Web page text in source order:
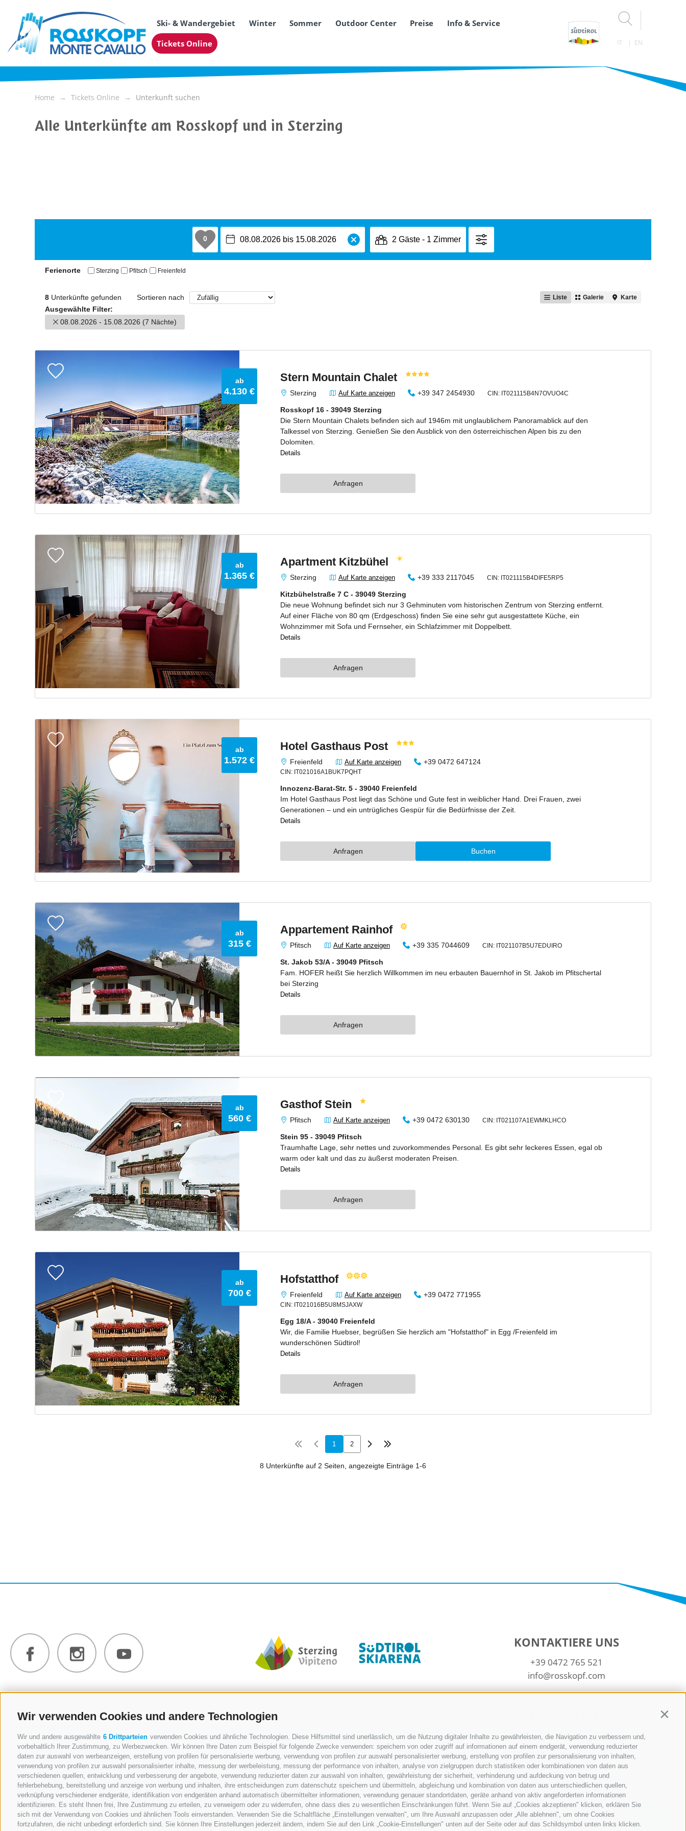
Wir verwenden Cookies und andere Technologien
Wir und andere ausgewählte 6 Drittparteien verwenden Cookies und ähnliche Technologien. Diese Hilfsmittel sind unerlässlich, um die Nutzung digitaler Inhalte zu gewährleisten, die Navigation zu verbessern und,
vorbehaltlich Ihrer Zustimmung, zu Werbezwecken. Wir können Ihre Daten zum Beispiel für folgende Zwecke verwenden: speichern von oder zugriff auf informationen auf einem endgerät, verwendung reduzierter
daten zur auswahl von werbeanzeigen, erstellung von profilen für personalisierte werbung, verwendung von profilen zur auswahl personalisierter werbung, erstellung von profilen zur personalisierung von inhalten,
verwendung von profilen zur auswahl personalisierter inhalte, messung der werbeleistung, messung der performance von inhalten, analyse von zielgruppen durch statistiken oder kombinationen von daten aus
verschiedenen quellen, entwicklung und verbesserung der angebote, verwendung reduzierter daten zur auswahl von inhalten, gewährleistung der sicherheit, verhinderung und aufdeckung von betrug und
fehlerbehebung, bereitstellung und anzeige von werbung und inhalten, ihre entscheidungen zum datenschutz speichern und übermitteln, abgleichung und kombination von daten aus unterschiedlichen quellen,
verknüpfung verschiedener endgeräte, identifikation von endgeräten anhand automatisch übermittelter informationen, verwendung genauer standortdaten, geräte anhand von aktiv angeforderten informationen
identifizieren. Es steht Ihnen frei, Ihre Zustimmung zu erteilen, zu verweigern oder zu widerrufen, ohne dass dies zu wesentlichen Einschränkungen führt. Wenn Sie auf „Cookies akzeptieren" klicken, erklären Sie
sich mit der Verwendung von Cookies und ähnlichen Tools einverstanden. Verwenden Sie die Schaltfläche „Einstellungen verwalten", um Ihre Auswahl anzupassen oder „Alle ablehnen", um ohne Cookies
fortzufahren, die nicht unbedingt erforderlich sind. Sie können Ihre Einstellungen jederzeit ändern, indem Sie auf den Link „Cookie-Einstellungen" unten auf der Seite oder auf das Schildsymbol unten links klicken.
Ski- & Wandergebiet Winter Sommer Outdoor Center Preise
Info & Service
Tickets Online
IT EN
Home Tickets Online Unterkunft suchen
Alle Unterkünfte am Rosskopf und in Sterzing
KONTAKTIERE UNS
+39 0472 765 521
info@rosskopf.com
Ski- &
Rosskopf
Neue Bergbahn
Sterzing
Winter
Skifahren
Rodeln
Skihütten
Winterwandern
Sommer
Wandern &
Touren
Hütten &
Panorama
Outdoor
Preise
Öffnungszeiten
Wetter
Webcams
360° Tour
Tickets online
kaufen
Unterkunft
suchen
Bleib am Laufenden
Newsletter Anmelden